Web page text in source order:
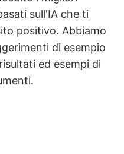
sull'IA che ti
positivo. Abbiamo
di esempio
ed esempi di